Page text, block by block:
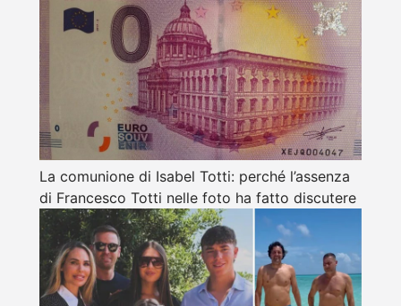
La comunione di Isabel Totti: perché l’assenza
di Francesco Totti nelle foto ha fatto discutere